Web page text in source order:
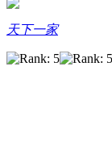
天下一家